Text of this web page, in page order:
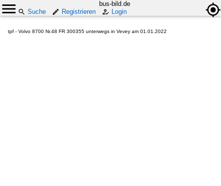
bus-bild.de
Suche
Registrieren Login
tpf - Volvo 8700 Nr.48 FR 300355 unterwegs in Vevey am 01.01.2022